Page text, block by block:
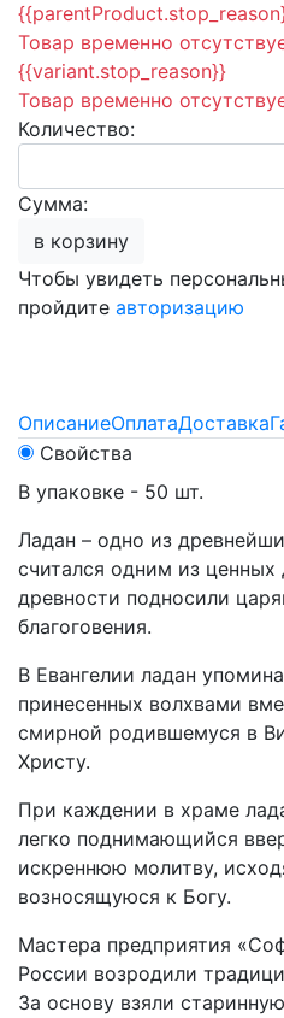
Товар временно
{{variant.stop_reason}}
Товар временно
Количество:
Сумма:
в корзину
Чтобы увидеть
пройдите авторизацию
ОписаниеОплатаДоставка
Свойства
В упаковке - 50 шт.
Ладан – одно из
считался одним из
древности подносили
благоговения.
В Евангелии ладан
принесенных волхвами
смирной родившемуся в
Христу.
При каждении в храме
легко поднимающийся
искреннюю молитву,
возносящуюся к Богу.
Мастера предприятия
России возродили
За основу взяли